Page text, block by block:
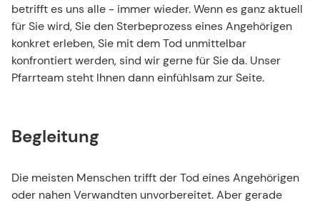
betrifft es uns alle - immer wieder. Wenn es ganz aktuell
für Sie wird, Sie den Sterbeprozess eines Angehörigen
konkret erleben, Sie mit dem Tod unmittelbar
konfrontiert werden, sind wir gerne für Sie da. Unser
Pfarrteam steht Ihnen dann einfühlsam zur Seite.
Begleitung
Die meisten Menschen trifft der Tod eines Angehörigen
oder nahen Verwandten unvorbereitet. Aber gerade